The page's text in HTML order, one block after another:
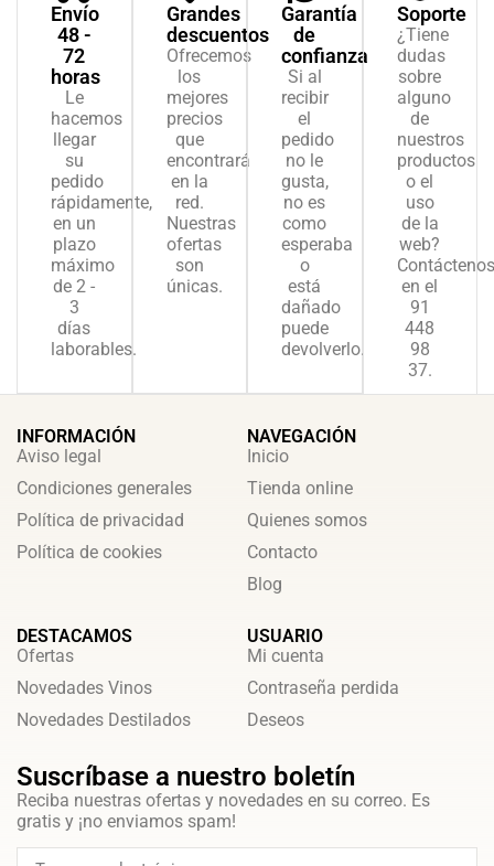
Envío
48 -
72
horas
Le
hacemos
llegar
su
pedido
rápidamente,
en un
plazo
máximo
de 2 -
3
días
laborables.
Grandes
descuentos
Ofrecemos
los
mejores
precios
que
encontrará
en la
red.
Nuestras
ofertas
son
únicas.
Garantía
de
confianza
Si al
recibir
el
pedido
no le
gusta,
no es
como
esperaba
o
está
dañado
puede
devolverlo.
Soporte
¿Tiene
dudas
sobre
alguno
de
nuestros
productos
o el
uso
de la
web?
Contáctenos
en el
91
448
98
37.
INFORMACIÓN
Aviso legal
Condiciones generales
Política de privacidad
Política de cookies
NAVEGACIÓN
Inicio
Tienda online
Quienes somos
Contacto
Blog
DESTACAMOS
Ofertas
Novedades Vinos
Novedades Destilados
USUARIO
Mi cuenta
Contraseña perdida
Deseos
Suscríbase a nuestro boletín
Reciba nuestras ofertas y novedades en su correo. Es
gratis y ¡no enviamos spam!